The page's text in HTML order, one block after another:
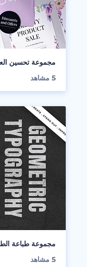
مجموعة تحسين
5 مشاهد
مجموعة طباعة
5 مشاهد